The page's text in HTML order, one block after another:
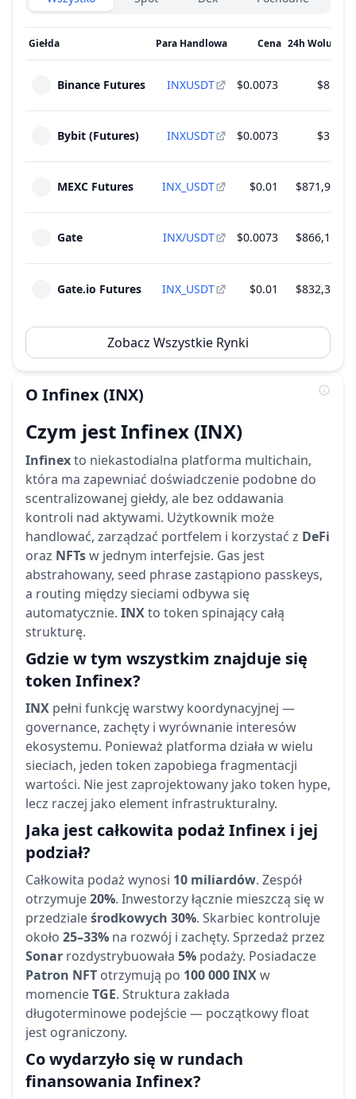
Giełda Para Handlowa Cena 24h Wolumen
Binance Futures INXUSDT $0.0073 $8.65
Bybit (Futures) INXUSDT $0.0073 $3.39
MEXC Futures INX_USDT $0.01
Gate INX/USDT $0.0073
Gate.io Futures INX_USDT $0.01
Zobacz Wszystkie Rynki
O Infinex(INX)
Czym jest Infinex (INX)
Infinexto niekastodialna platforma multichain,
która ma zapewniać doświadczenie podobne do
scentralizowanej giełdy, ale bez oddawania
kontroli nad aktywami. Użytkownik może
handlować, zarządzać portfelem i korzystać z DeFi
oraz NFTsw jednym interfejsie. Gas jest
abstrahowany, seed phrase zastąpiono passkeys,
a routing między sieciami odbywa się
automatycznie. INXto token spinający całą
strukturę.
Gdzie w tym wszystkim znajduje się
token Infinex?
INX pełni funkcję warstwy koordynacyjnej —
governance, zachęty i wyrównanie interesów
ekosystemu. Ponieważ platforma działa w wielu
sieciach, jeden token zapobiega fragmentacji
wartości. Nie jest zaprojektowany jako token hype,
lecz raczej jako element infrastrukturalny.
Jaka jest całkowita podaż Infinex i jej
podział?
Całkowita podaż wynosi 10 miliardów. Zespół
otrzymuje20%. Inwestorzy łącznie mieszczą się w
przedzialeśrodkowych 30%. Skarbiec kontroluje
około 25–33% na rozwój i zachęty. Sprzedaż przez
Sonar rozdystrybuowała 5% podaży. Posiadacze
Patron NFT otrzymują po 100 000 INXw
momencieTGE. Struktura zakłada
długoterminowe podejście — początkowy float
jest ograniczony.
Co wydarzyło się w rundach
finansowania Infinex?